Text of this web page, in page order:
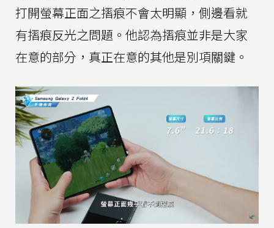
打開螢幕正面之摺痕不會太明顯，側邊看就
有摺痕反光之問題。他認為摺痕並非是大家
在意的部分，真正在意的其他是別項關鍵。